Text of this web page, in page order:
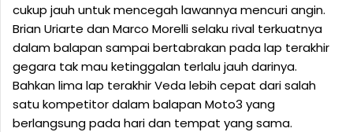
cukup jauh untuk mencegah lawannya mencuri angin.
Brian Uriarte dan Marco Morelli selaku rival terkuatnya
dalam balapan sampai bertabrakan pada lap terakhir
gegara tak mau ketinggalan terlalu jauh darinya.
Bahkan lima lap terakhir Veda lebih cepat dari salah
satu kompetitor dalam balapan Moto3 yang
berlangsung pada hari dan tempat yang sama.